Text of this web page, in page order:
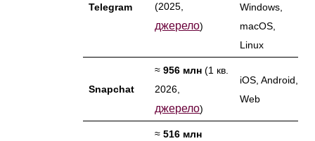
Telegram
(2025,
джерело)
Windows,
macOS,
Linux
Snapchat
≈956 млн (1 кв.
2026,
джерело)
iOS, Android,
Web
≈516 млн